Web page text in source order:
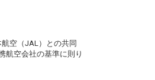
空（JAL）との共同
航空会社の基準に則り